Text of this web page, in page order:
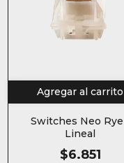
Agregar al carrito
Switches Neo
Lineal
$6.851